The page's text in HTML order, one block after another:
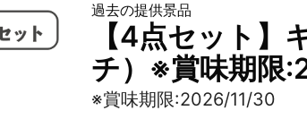
過去の提供景品
【4点セット】
チ）※賞味期限
※賞味期限:2026/11/30